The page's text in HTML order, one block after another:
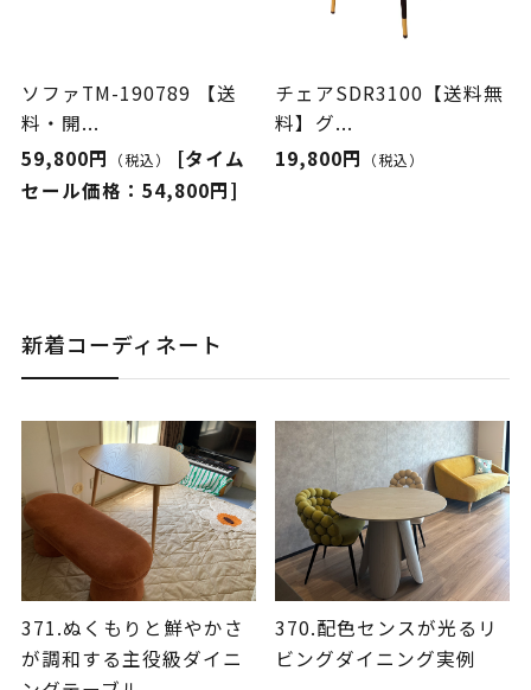
ソファTM-190789 【送
料・開...
59,800円
（税込）
[タイム
セール価格：54,800円]
チェアSDR3100【送料無
料】グ...
19,800円
（税込）
新着コーディネート
371.ぬくもりと鮮やかさ
が調和する主役級ダイニ
370.配色センスが光るリ
ビングダイニング実例